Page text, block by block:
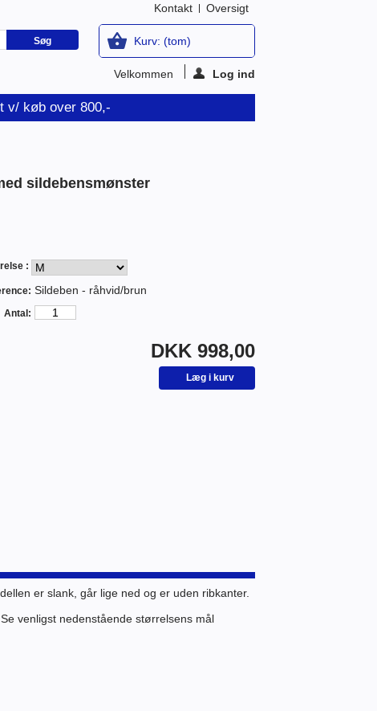
Kontakt Oversigt
Kurv: (tom)
Velkommen Log ind
v/ køb over 800,-
sildebensmønster
:
Sildeben - råhvid/brun
Antal:
DKK 998,00
er slank, går lige ned og er uden ribkanter.
venligst nedenstående størrelsens mål